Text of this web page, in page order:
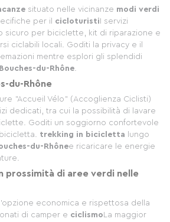
situato nelle vicinanze modi verdi
per il cicloturisti I servizi
sicuro per biciclette, kit di riparazione e
ciclabili locali. Goditi la privacy e il
mentre esplori gli splendidi
Bouches-du-Rhône.
du-Rhône
"Accueil Vélo" (Accoglienza Ciclisti)
dedicati, tra cui la possibilità di lavare
Goditi un soggiorno confortevole
trekking in bicicletta lungo
du-Rhônee ricaricare le energie
prossimità di aree verdi nelle
economica e rispettosa della
di camper e ciclismo La maggior